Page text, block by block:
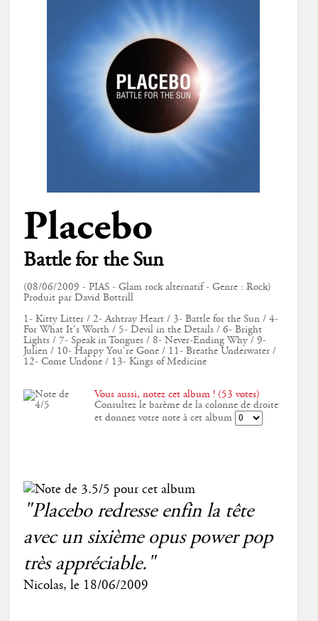
Placebo
Battle for the Sun
(08/06/2009 - PIAS - Glam rock alternatif - Genre : Rock)
Produit par David Bottrill
1- Kitty Litter / 2- Ashtray Heart / 3- Battle for the Sun / 4-
For What It's Worth / 5- Devil in the Details / 6- Bright
Lights / 7- Speak in Tongues / 8- Never-Ending Why / 9-
Julien / 10- Happy You're Gone / 11- Breathe Underwater /
12- Come Undone / 13- Kings of Medicine
Vous aussi, notez cet album ! (53 votes)
Consultez le barème de la colonne de droite
et donnez votre note à cet album
"Placebo redresse enfin la tête
avec un sixième opus power pop
très appréciable."
Nicolas, le 18/06/2009